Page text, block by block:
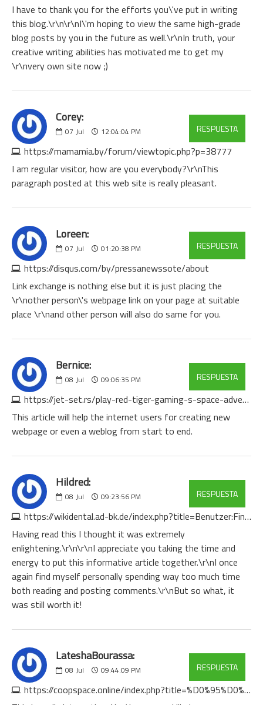
I have to thank you for the efforts you\'ve put in writing
this blog.\r\n\r\nI\'m hoping to view the same high-grade
blog posts by you in the future as well.\r\nIn truth, your
creative writing abilities has motivated me to get my
\r\nvery own site now ;)
Corey:
07 Jul 12:04:04 PM
https://mamamia.by/forum/viewtopic.php?p=38777
RESPUESTA
I am regular visitor, how are you everybody?\r\nThis
paragraph posted at this web site is really pleasant.
Loreen:
07 Jul 01:20:38 PM
https://disqus.com/by/pressanewssote/about
RESPUESTA
Link exchange is nothing else but it is just placing the
\r\nother person\'s webpage link on your page at suitable
place \r\nand other person will also do same for you.
Bernice:
08 Jul 09:06:35 PM
https://jet-set.rs/play-red-tiger-gaming-s-space-adventure-online-3
RESPUESTA
This article will help the internet users for creating new
webpage or even a weblog from start to end.
Hildred:
08 Jul 09:23:56 PM
https://wikidental.ad-bk.de/index.php?title=Benutzer:FinlayGeiger
RESPUESTA
Having read this I thought it was extremely
enlightening.\r\n\r\nI appreciate you taking the time and
energy to put this informative article together.\r\nI once
again find myself personally spending way too much time
both reading and posting comments.\r\nBut so what, it
was still worth it!
LateshaBourassa:
08 Jul 09:44:09 PM
https://coopspace.online/index.php?title=%D0%95%D0%B6%D0%B5%D0%B4%D0%BD%D0%B5%D0%B2%D0%BD%D1%8B%D0%B9_%D0%BA%D0%B0%D0%BB%D0%B5%D0%BD%D0%B4%D0%B0%D1%80%D1%8C_%D0%BD%D0%B0%D0%BC%D0%B0%D0%B7%D0%B0
RESPUESTA